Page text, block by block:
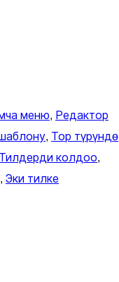
меню, Редактор
, Тор түрүндө
колдоо
, Эки тилке